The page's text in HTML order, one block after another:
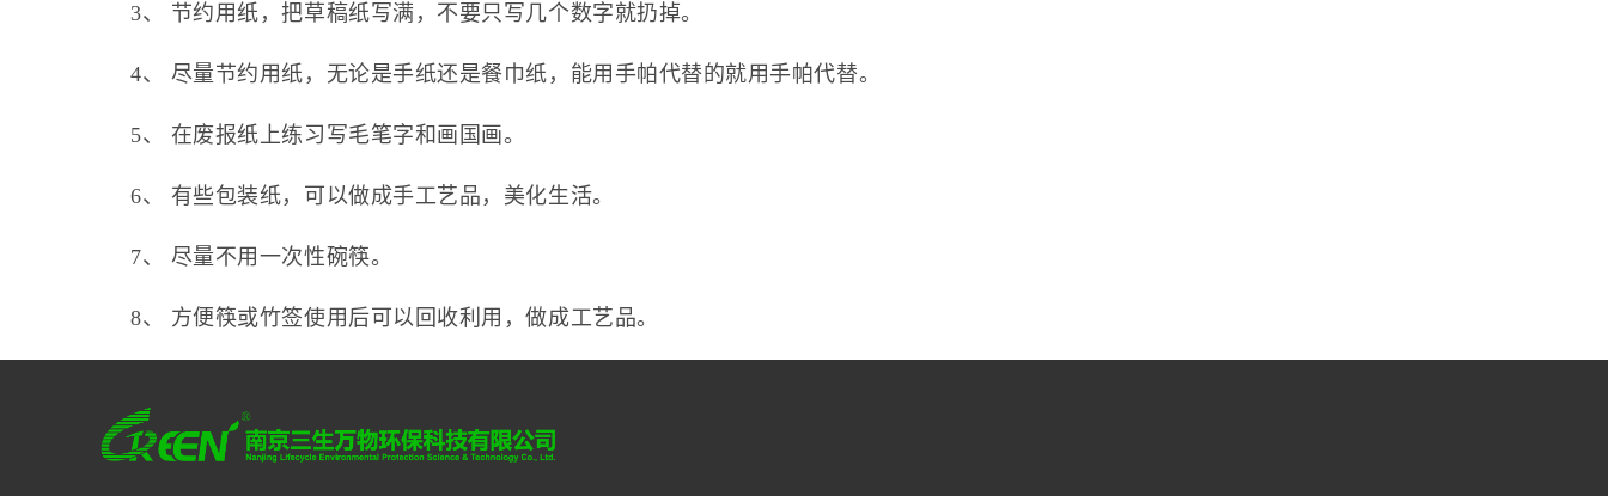
3、 节约用纸，把草稿纸写满，不要只写几个数字就扔掉。
4、 尽量节约用纸，无论是手纸还是餐巾纸，能用手帕代替的就用手帕代替。
5、 在废报纸上练习写毛笔字和画国画。
6、 有些包装纸，可以做成手工艺品，美化生活。
7、 尽量不用一次性碗筷。
8、 方便筷或竹签使用后可以回收利用，做成工艺品。